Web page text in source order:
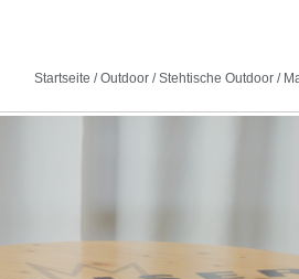
Startseite /Outdoor /Stehtische Outdoor /